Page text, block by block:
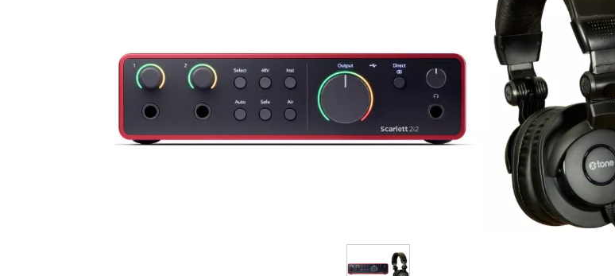
Bundle
Sehen Sie sich unsere Marken an